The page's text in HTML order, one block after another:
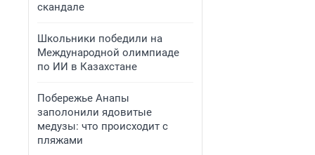
скандале
Школьники победили на
Международной олимпиаде
по ИИ в Казахстане
Побережье Анапы
заполонили ядовитые
медузы: что происходит с
пляжами